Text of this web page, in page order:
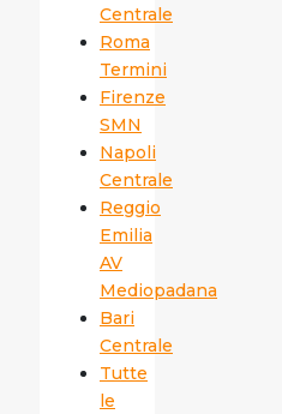
Centrale
Roma
Termini
Firenze
SMN
Napoli
Centrale
Reggio
Emilia
AV
Mediopadana
Bari
Centrale
Tutte
le